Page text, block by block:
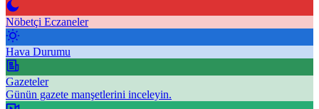
Nöbetçi Eczaneler
Hava Durumu
Gazeteler
Günün gazete manşetlerini inceleyin.